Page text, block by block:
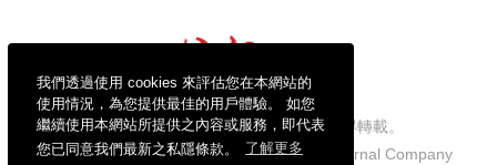
我們透過使用 cookies 來評估您在本網站的
使用情況，為您提供最佳的用戶體驗。 如您
繼續使用本網站所提供之內容或服務，即代表
您已同意我們最新之私隱條款。
了解更多
信報財經新聞有限公司版權所有，不得轉載。
Copyright © 2026 Hong Kong Economic Journal Company